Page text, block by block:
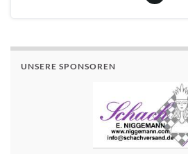
UNSERE SPONSOREN